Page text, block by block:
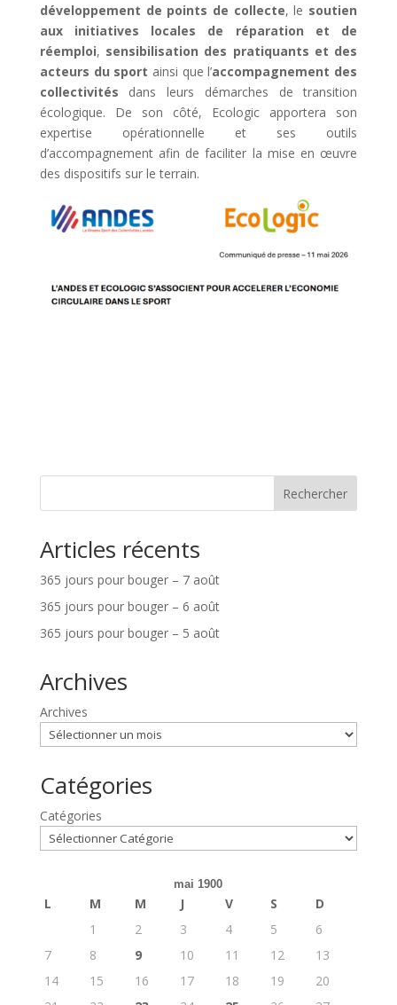
développement de points de collecte, le soutien
aux initiatives locales de réparation et de
réemploi, sensibilisation des pratiquants et des
acteurs du sport ainsi que l’accompagnement des
collectivités dans leurs démarches de transition
écologique. De son côté, Ecologic apportera son
expertise opérationnelle et ses outils
d’accompagnement afin de faciliter la mise en œuvre
des dispositifs sur le terrain.
Rechercher
Articles récents
365 jours pour bouger – 7 août
365 jours pour bouger – 6 août
365 jours pour bouger – 5 août
Archives
Archives
Catégories
Catégories
mai 1900
L M M J V S
D
1
2 3 4 5
6
7
8 9 10 11 12
13
14
15 16 17 18 19
20